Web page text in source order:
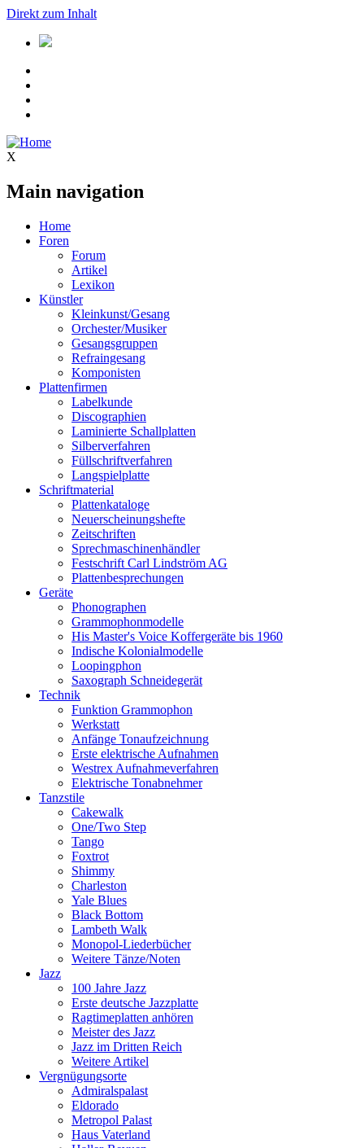
Direkt zum Inhalt
X
Main navigation
Home
Foren
Forum
Artikel
Lexikon
Künstler
Kleinkunst/Gesang
Orchester/Musiker
Gesangsgruppen
Refraingesang
Komponisten
Plattenfirmen
Labelkunde
Discographien
Laminierte Schallplatten
Silberverfahren
Füllschriftverfahren
Langspielplatte
Schriftmaterial
Plattenkataloge
Neuerscheinungshefte
Zeitschriften
Sprechmaschinenhändler
Festschrift Carl Lindström AG
Plattenbesprechungen
Geräte
Phonographen
Grammophonmodelle
His Master's Voice Koffergeräte bis 1960
Indische Kolonialmodelle
Loopingphon
Saxograph Schneidegerät
Technik
Funktion Grammophon
Werkstatt
Anfänge Tonaufzeichnung
Erste elektrische Aufnahmen
Westrex Aufnahmeverfahren
Elektrische Tonabnehmer
Tanzstile
Cakewalk
One/Two Step
Tango
Foxtrot
Shimmy
Charleston
Yale Blues
Black Bottom
Lambeth Walk
Monopol-Liederbücher
Weitere Tänze/Noten
Jazz
100 Jahre Jazz
Erste deutsche Jazzplatte
Ragtimeplatten anhören
Meister des Jazz
Jazz im Dritten Reich
Weitere Artikel
Vergnügungsorte
Admiralspalast
Eldorado
Metropol Palast
Haus Vaterland